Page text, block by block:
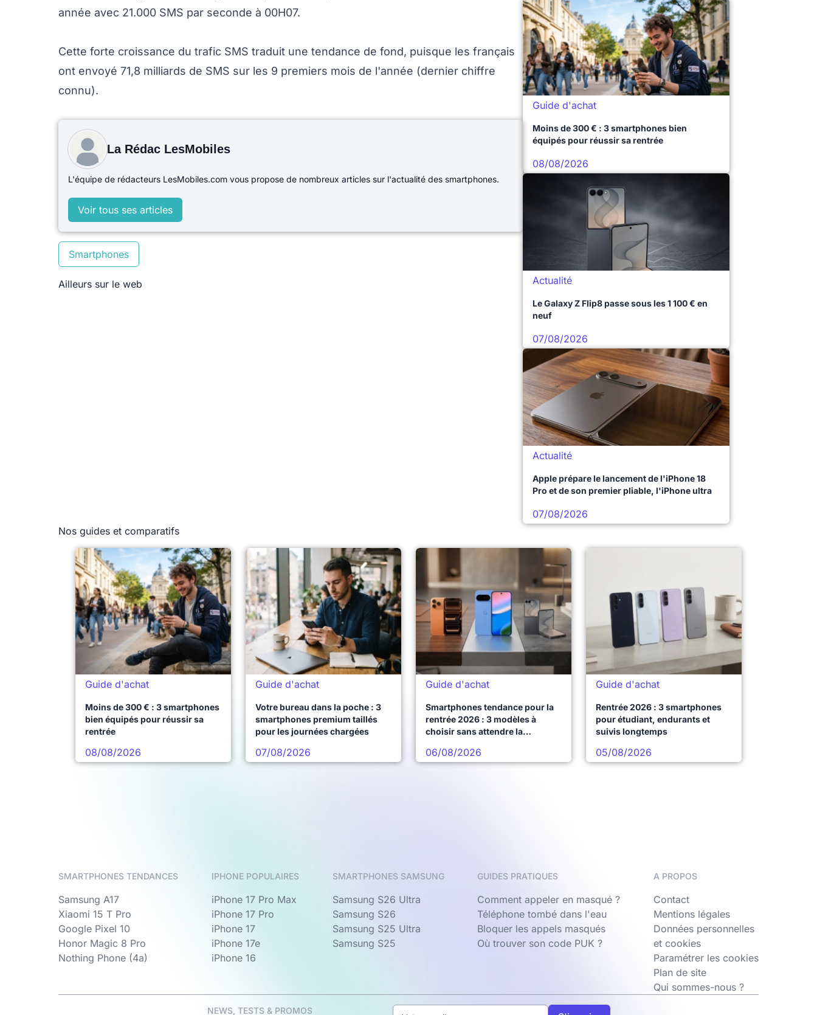
année avec 21.000 SMS par seconde à 00H07.
Cette forte croissance du trafic SMS traduit une tendance de fond, puisque les français
ont envoyé 71,8 milliards de SMS sur les 9 premiers mois de l'année (dernier chiffre
connu).
La Rédac LesMobiles
L'équipe de rédacteurs LesMobiles.com vous propose de nombreux articles sur l'actualité des smartphones.
Voir tous ses articles
Smartphones
Ailleurs sur le web
Guide d'achat
Moins de 300 € : 3 smartphones bien
équipés pour réussir sa rentrée
08/08/2026
Actualité
Le Galaxy Z Flip8 passe sous les 1 100 € en
neuf
07/08/2026
Actualité
Apple prépare le lancement de l'iPhone 18
Pro et de son premier pliable, l'iPhone ultra
07/08/2026
Nos guides et comparatifs
Guide d'achat
Moins de 300 € : 3 smartphones
bien équipés pour réussir sa
rentrée
08/08/2026
Guide d'achat
Votre bureau dans la poche : 3
smartphones premium taillés
pour les journées chargées
07/08/2026
Guide d'achat
Smartphones tendance pour la
rentrée 2026 : 3 modèles à
choisir sans attendre la
06/08/2026
Guide d'achat
Rentrée 2026 : 3 smartphones
pour étudiant, endurants et
suivis longtemps
05/08/2026
SMARTPHONES TENDANCES
Samsung A17
Xiaomi 15 T Pro
Google Pixel 10
Honor Magic 8 Pro
Nothing Phone (4a)
IPHONE POPULAIRES
iPhone 17 Pro Max
iPhone 17 Pro
iPhone 17
iPhone 17e
iPhone 16
SMARTPHONES SAMSUNG
Samsung S26 Ultra
Samsung S26
Samsung S25 Ultra
Samsung S25
GUIDES PRATIQUES
Comment appeler en masqué ?
Téléphone tombé dans l'eau
Bloquer les appels masqués
Où trouver son code PUK ?
A PROPOS
Contact
Mentions légales
Données personnelles
et cookies
Paramétrer les cookies
Plan de site
Qui sommes-nous ?
NEWS, TESTS & PROMOS